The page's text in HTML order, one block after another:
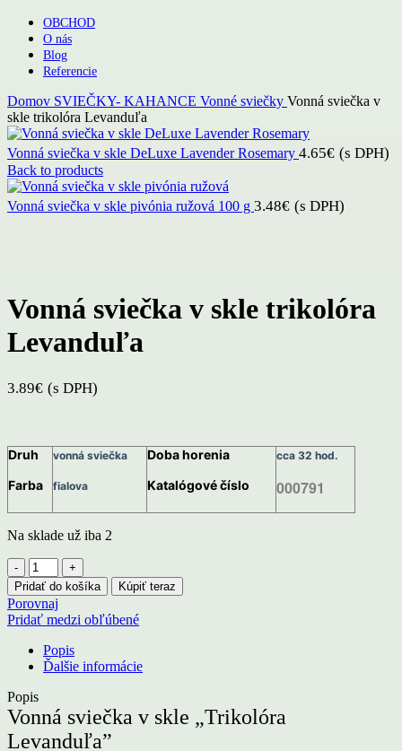
OBCHOD
O nás
Blog
Referencie
Domov SVIEČKY- KAHANCE Vonné sviečky Vonná sviečka v
skle trikolóra Levanduľa
Vonná sviečka v skle DeLuxe Lavender Rosemary 4.65€ (s DPH)
Back to products
Vonná sviečka v skle pivónia ružová 100 g 3.48€ (s DPH)
Vonná sviečka v skle trikolóra
Levanduľa
3.89€ (s DPH)
Druh
Farba
vonná sviečka
fialova
Doba horenia
Katalógové číslo
cca 32 hod.
000791
Na sklade už iba 2
množstvo
Vonná
sviečka
v
skle
trikolóra
Levanduľa
Pridať do košíka Kúpiť teraz
Porovnaj
Pridať medzi obľúbené
Popis
Ďalšie informácie
Popis
Vonná sviečka v skle „Trikolóra
Levanduľa”